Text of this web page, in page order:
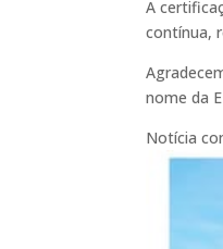
A
contínua,
nome da
Notícia